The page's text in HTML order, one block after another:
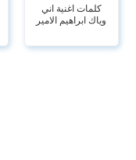
كلمات اغنية اني
وياك ابراهيم الامير